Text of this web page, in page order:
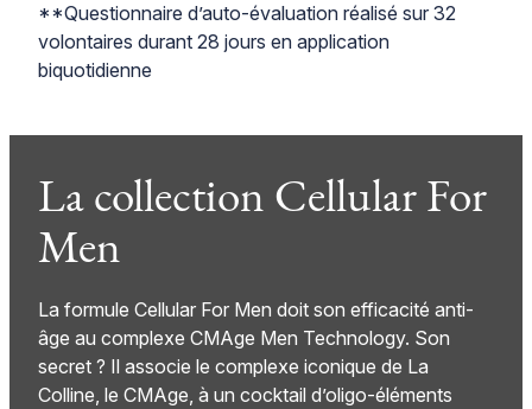
**Questionnaire d’auto-évaluation réalisé sur 32
volontaires durant 28 jours en application
biquotidienne
La collection Cellular For
Men
La formule Cellular For Men doit son efficacité anti-
âge au complexe CMAge Men Technology. Son
secret ? Il associe le complexe iconique de La
Colline, le CMAge, à un cocktail d’oligo-éléments